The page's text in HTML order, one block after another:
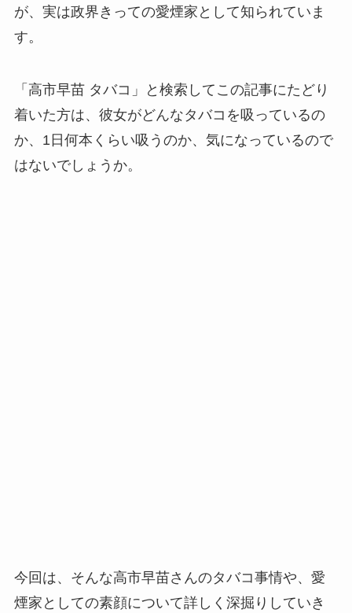
が、実は政界きっての愛煙家として知られていま
す。
「高市早苗 タバコ」と検索してこの記事にたどり
着いた方は、彼女がどんなタバコを吸っているの
か、1日何本くらい吸うのか、気になっているので
はないでしょうか。
今回は、そんな高市早苗さんのタバコ事情や、愛
煙家としての素顔について詳しく深掘りしていき